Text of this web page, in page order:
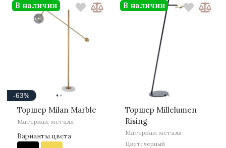
··
-63%
Торшер Milan Marble
Материал: металл
Варианты цвета
В наличии
··
Торшер Millelumen
Rising
Материал: металл
Цвет: черный
В наличии